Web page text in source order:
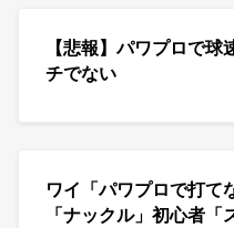
【悲報】パワプロで
チでない
ワイ「パワプロで打て
「ナックル」初心者「